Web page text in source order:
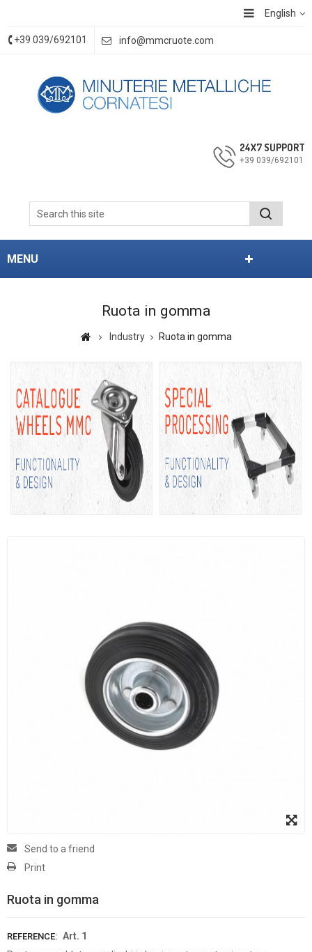
English
+39 039/692101 info@mmcruote.com
24X7 SUPPORT
+39 039/692101
MENU
Ruota in gomma
Industry Ruota in gomma
Send to a friend
Print
Ruota in gomma
REFERENCE: Art. 1